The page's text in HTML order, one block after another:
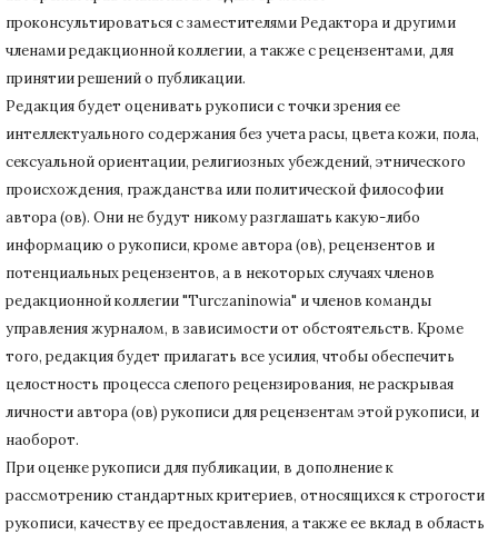
проконсультироваться с заместителями Редактора и другими
членами редакционной коллегии, а также с рецензентами, для
принятии решений о публикации.
Редакция будет оценивать рукописи с точки зрения ее
интеллектуального содержания без учета расы, цвета кожи, пола,
сексуальной ориентации, религиозных убеждений, этнического
происхождения, гражданства или политической философии
автора (ов). Они не будут никому разглашать какую-либо
информацию о рукописи, кроме автора (ов), рецензентов и
потенциальных рецензентов, а в некоторых случаях членов
редакционной коллегии "Turczaninowia" и членов команды
управления журналом, в зависимости от обстоятельств. Кроме
того, редакция будет прилагать все усилия, чтобы обеспечить
целостность процесса слепого рецензирования, не раскрывая
личности автора (ов) рукописи для рецензентам этой рукописи, и
наоборот.
При оценке рукописи для публикации, в дополнение к
рассмотрению стандартных критериев, относящихся к строгости
рукописи, качеству ее предоставления, а также ее вклад в область